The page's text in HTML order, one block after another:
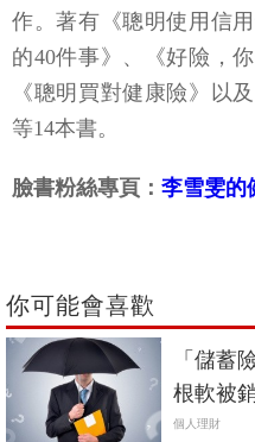
作。著有《聰明使用信
的40件事》、《好險，
《聰明買對健康險》以
等14本書。
臉書粉絲專頁： 李雪雯的
你可能會喜歡
「儲蓄
根軟被
億，還
個人理財